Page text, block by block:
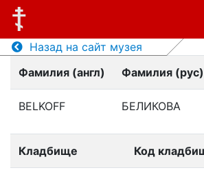
Назад на сайт музея
Фамилия (англ)
Фамилия (рус)
BELKOFF БЕЛИКОВА
Кладбище Код